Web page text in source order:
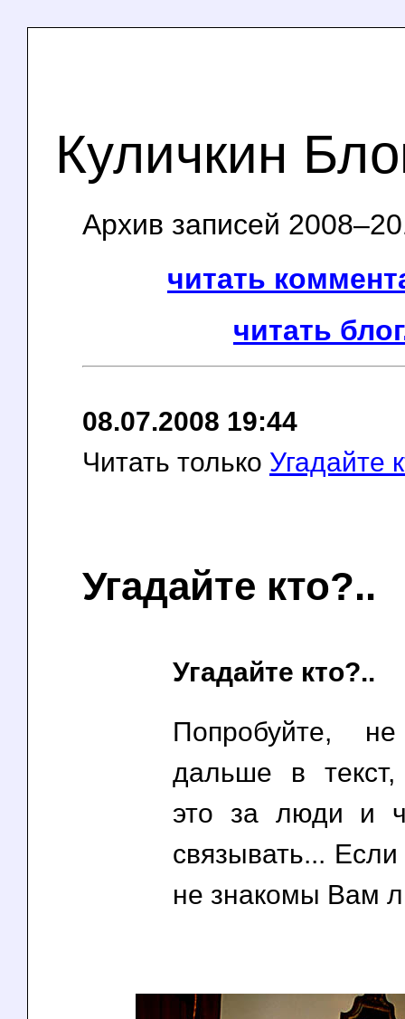
Куличкин
Архив записей
читать
читать
08.07.2008 19:44
Читать только Угадайте
Угадайте кто?..
Угадайте кто?..
Попробуйте,
дальше в текст,
это за люди и
связывать...
не знакомы Вам